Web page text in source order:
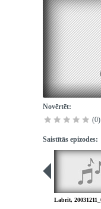
Novērtēt:
(0)
Saistītās epizodes: